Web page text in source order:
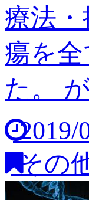
療法
瘍を
た。
2019/
その